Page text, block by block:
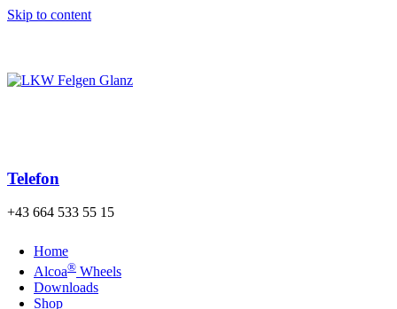
Skip to content
Telefon
+43 664 533 55 15
Home
Alcoa® Wheels
Downloads
Shop